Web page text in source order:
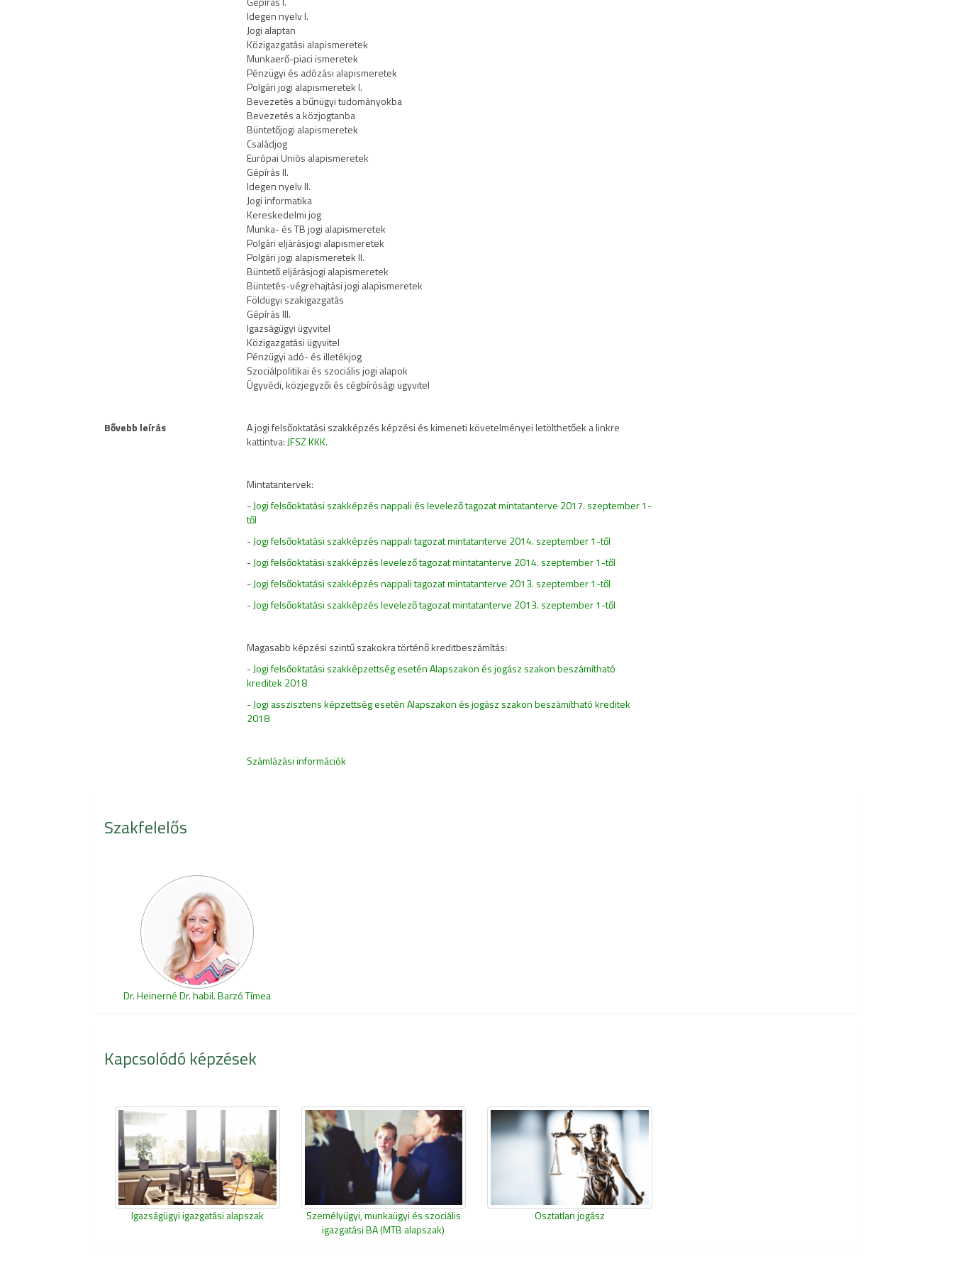
Idegen nyelv I.
Jogi alaptan
Közigazgatási alapismeretek
Munkaerő-piaci ismeretek
Pénzügyi és adózási alapismeretek
Polgári jogi alapismeretek I.
Bevezetés a bűnügyi tudományokba
Bevezetés a közjogtanba
Büntetőjogi alapismeretek
Családjog
Európai Uniós alapismeretek
Gépírás II.
Idegen nyelv II.
Jogi informatika
Kereskedelmi jog
Munka- és TB jogi alapismeretek
Polgári eljárásjogi alapismeretek
Polgári jogi alapismeretek II.
Büntető eljárásjogi alapismeretek
Büntetés-végrehajtási jogi alapismeretek
Földügyi szakigazgatás
Gépírás III.
Igazságügyi ügyvitel
Közigazgatási ügyvitel
Pénzügyi adó- és illetékjog
Szociálpolitikai és szociális jogi alapok
Ügyvédi, közjegyzői és cégbírósági ügyvitel
Bővebb leírás
A jogi felsőoktatási szakképzés képzési és kimeneti követelményei letölthetőek a linkre
kattintva: JFSZ KKK.
Mintatantervek:
-Jogi felsőoktatási szakképzés nappali és levelező tagozat mintatanterve 2017. szeptember 1-
től
-Jogi felsőoktatási szakképzés nappali tagozat mintatanterve 2014. szeptember 1-től
-Jogi felsőoktatási szakképzés levelező tagozat mintatanterve 2014. szeptember 1-től
-Jogi felsőoktatási szakképzés nappali tagozat mintatanterve 2013. szeptember 1-től
-Jogi felsőoktatási szakképzés levelező tagozat mintatanterve 2013. szeptember 1-től
Magasabb képzési szintű szakokra történő kreditbeszámítás:
-Jogi felsőoktatási szakképzettség esetén Alapszakon és jogász szakon beszámítható
kreditek 2018
-Jogi asszisztens képzettség esetén Alapszakon és jogász szakon beszámítható kreditek
2018
Számlázási információk
Szakfelelős
Dr. Heinerné Dr. habil. Barzó Tímea
Kapcsolódó képzések
Igazságügyi igazgatási alapszak
Személyügyi, munkaügyi és szociális
igazgatási BA (MTB alapszak)
Osztatlan jogász